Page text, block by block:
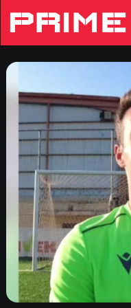
ΟΦΗ
Γ ΕΘΝΙΚΗ
Α1 ΕΠΣΗ
Α2 ΕΠΣΗ
Β1 ΕΠΣΗ
Β2 ΕΠΣΗ